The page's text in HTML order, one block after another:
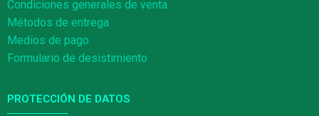
Condiciones generales de venta
Métodos de entrega
Medios de pago
Formulario de desistimiento
PROTECCIÓN DE DATOS